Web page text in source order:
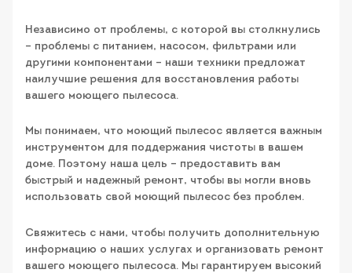
Независимо от проблемы, с которой вы столкнулись
– проблемы с питанием, насосом, фильтрами или
другими компонентами – наши техники предложат
наилучшие решения для восстановления работы
вашего моющего пылесоса.
Мы понимаем, что моющий пылесос является важным
инструментом для поддержания чистоты в вашем
доме. Поэтому наша цель – предоставить вам
быстрый и надежный ремонт, чтобы вы могли вновь
использовать свой моющий пылесос без проблем.
Свяжитесь с нами, чтобы получить дополнительную
информацию о наших услугах и организовать ремонт
вашего моющего пылесоса. Мы гарантируем высокий